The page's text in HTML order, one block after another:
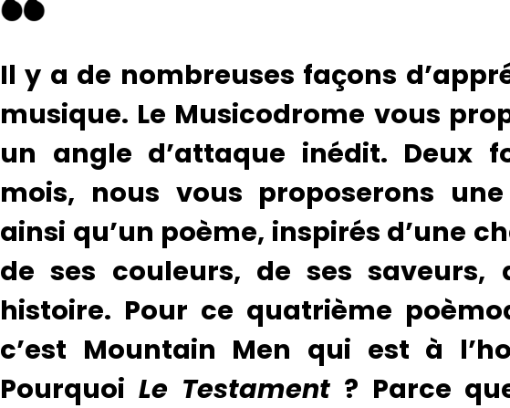
Il y a de nombreuses façons
musique. Le Musicodrome vous
un angle d’attaque inédit. Deux
mois, nous vous proposerons
ainsi qu’un poème, inspirés d’une
de ses couleurs, de ses saveurs,
histoire. Pour ce quatrième
c’est Mountain Men qui est à
Pourquoi Le Testament ? Parce